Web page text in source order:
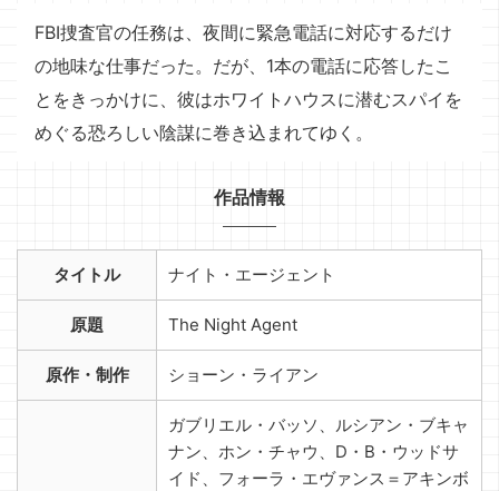
FBI捜査官の任務は、夜間に緊急電話に対応するだけ
の地味な仕事だった。だが、1本の電話に応答したこ
とをきっかけに、彼はホワイトハウスに潜むスパイを
めぐる恐ろしい陰謀に巻き込まれてゆく。
作品情報
タイトル ナイト・エージェント
原題 The Night Agent
原作・制作 ショーン・ライアン
ガブリエル・バッソ、ルシアン・ブキャ
ナン、ホン・チャウ、D・B・ウッドサ
イド、フォーラ・エヴァンス＝アキンボ